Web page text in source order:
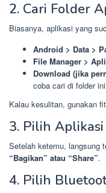
2. Cari Folder
Biasanya, aplikasi yang
Android > Data >
File Manager >
Download (jika
coba cari di folder
Kalau kesulitan, gunakan
3. Pilih
Setelah ketemu, langsung
“Bagikan” atau “Share”.
4. Pilih